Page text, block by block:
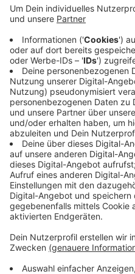
Und in Lüdinghausen ist
Wasserflasche an den
Trinkbrunnen in der Stadt
Deutschland-Netzwerkes.
entsprechenden blauen
Das ist nachhaltig und
gibt inzwischen 10 Refill-
und Seppenrade. Die
eingezeichnet, Infos dazu
Anzeige